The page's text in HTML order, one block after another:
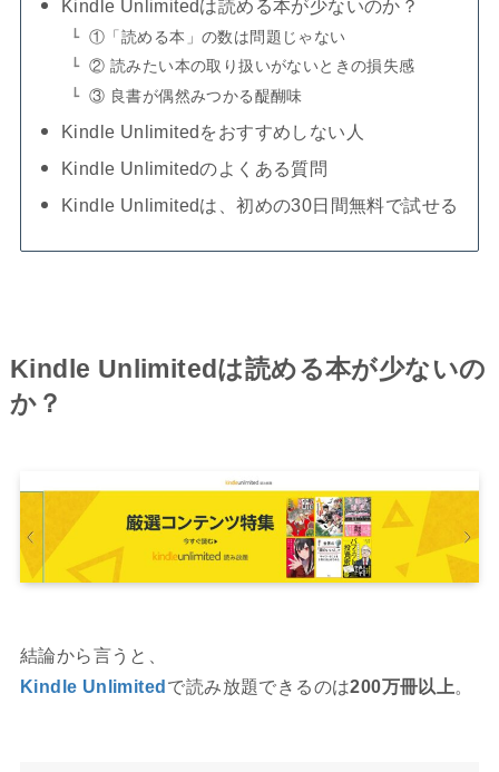
Kindle Unlimitedは読める本が少ないのか？
①「読める本」の数は問題じゃない
② 読みたい本の取り扱いがないときの損失感
③ 良書が偶然みつかる醍醐味
Kindle Unlimitedをおすすめしない人
Kindle Unlimitedのよくある質問
Kindle Unlimitedは、初めの30日間無料で試せる
Kindle Unlimitedは読める本が少ないの
か？
結論から言うと、
Kindle Unlimited で読み放題できるのは200万冊以上。